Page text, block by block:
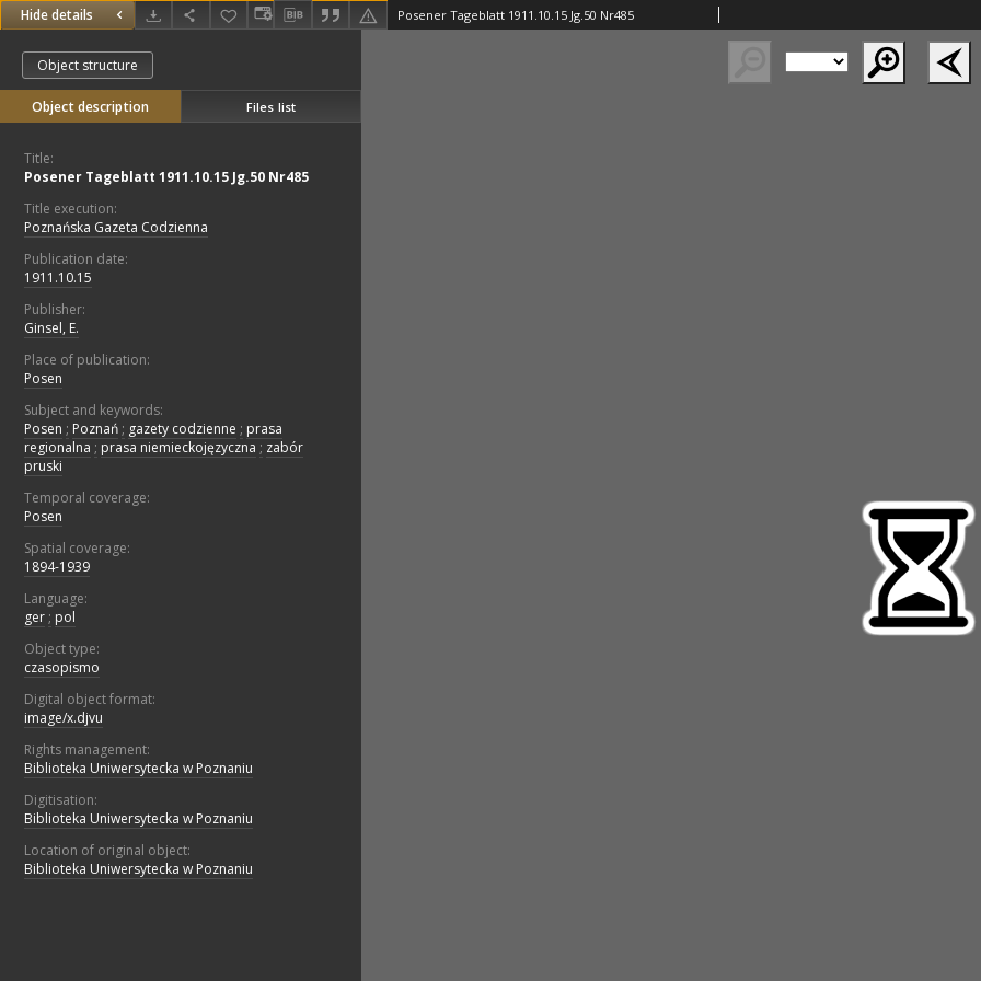
Hide details Posener Tageblatt 1911.10.15 Jg.50 Nr485
Object structure
Object description Files list
Title:
Posener Tageblatt 1911.10.15 Jg.50 Nr485
Title execution:
Poznańska Gazeta Codzienna
Publication date:
1911.10.15
Publisher:
Ginsel, E.
Place of publication:
Posen
Subject and keywords:
Posen ; Poznań ; gazety codzienne ; prasa
regionalna ; prasa niemieckojęzyczna ; zabór
pruski
Temporal coverage:
Posen
Spatial coverage:
1894-1939
Language:
ger ; pol
Object type:
czasopismo
Digital object format:
image/x.djvu
Rights management:
Biblioteka Uniwersytecka w Poznaniu
Digitisation:
Biblioteka Uniwersytecka w Poznaniu
Location of original object:
Biblioteka Uniwersytecka w Poznaniu